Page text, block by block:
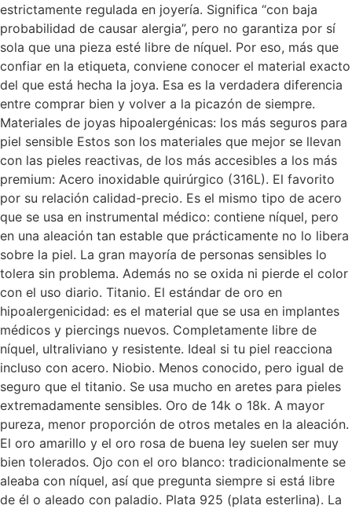
estrictamente regulada en joyería. Significa “con baja
probabilidad de causar alergia”, pero no garantiza por sí
sola que una pieza esté libre de níquel. Por eso, más que
confiar en la etiqueta, conviene conocer el material exacto
del que está hecha la joya. Esa es la verdadera diferencia
entre comprar bien y volver a la picazón de siempre.
Materiales de joyas hipoalergénicas: los más seguros para
piel sensible Estos son los materiales que mejor se llevan
con las pieles reactivas, de los más accesibles a los más
premium: Acero inoxidable quirúrgico (316L). El favorito
por su relación calidad-precio. Es el mismo tipo de acero
que se usa en instrumental médico: contiene níquel, pero
en una aleación tan estable que prácticamente no lo libera
sobre la piel. La gran mayoría de personas sensibles lo
tolera sin problema. Además no se oxida ni pierde el color
con el uso diario. Titanio. El estándar de oro en
hipoalergenicidad: es el material que se usa en implantes
médicos y piercings nuevos. Completamente libre de
níquel, ultraliviano y resistente. Ideal si tu piel reacciona
incluso con acero. Niobio. Menos conocido, pero igual de
seguro que el titanio. Se usa mucho en aretes para pieles
extremadamente sensibles. Oro de 14k o 18k. A mayor
pureza, menor proporción de otros metales en la aleación.
El oro amarillo y el oro rosa de buena ley suelen ser muy
bien tolerados. Ojo con el oro blanco: tradicionalmente se
aleaba con níquel, así que pregunta siempre si está libre
de él o aleado con paladio. Plata 925 (plata esterlina). La